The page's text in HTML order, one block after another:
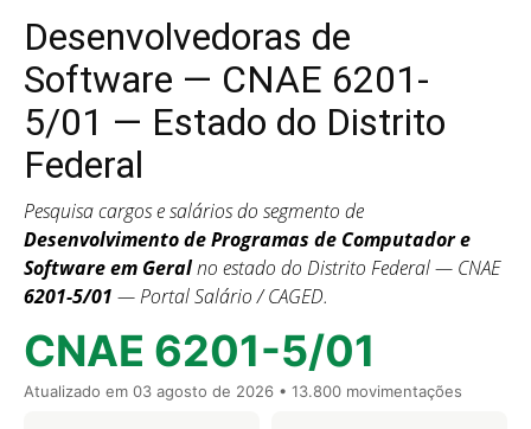
Desenvolvedoras de
Software — CNAE 6201-
5/01 — Estado do Distrito
Federal
Pesquisa cargos e salários do segmento de
Desenvolvimento de Programas de Computador e
Software em Geralno estado do Distrito Federal — CNAE
6201-5/01 — Portal Salário / CAGED.
CNAE 6201-5/01
Atualizado em 03 agosto de 2026 • 13.800 movimentações